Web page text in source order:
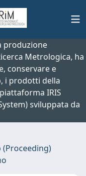
produzione
Metrologica, ha
conservare e
i prodotti della
IRIS
sviluppata da